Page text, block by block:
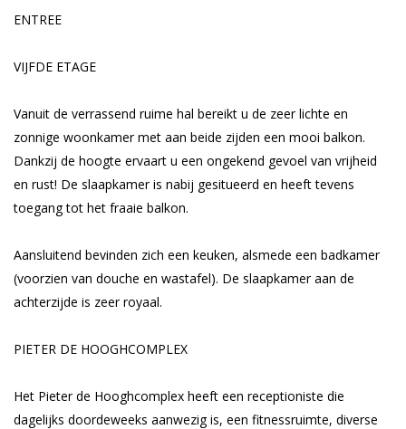
ENTREE
VIJFDE ETAGE
Vanuit de verrassend ruime hal bereikt u de zeer lichte en
zonnige woonkamer met aan beide zijden een mooi balkon.
Dankzij de hoogte ervaart u een ongekend gevoel van vrijheid
en rust! De slaapkamer is nabij gesitueerd en heeft tevens
toegang tot het fraaie balkon.
Aansluitend bevinden zich een keuken, alsmede een badkamer
(voorzien van douche en wastafel). De slaapkamer aan de
achterzijde is zeer royaal.
PIETER DE HOOGHCOMPLEX
Het Pieter de Hooghcomplex heeft een receptioniste die
dagelijks doordeweeks aanwezig is, een fitnessruimte, diverse